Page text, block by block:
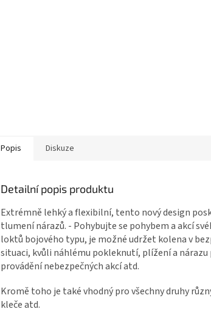
Popis Diskuze
Detailní popis produktu
Extrémně lehký a flexibilní, tento nový design
tlumení nárazů. - Pohybujte se pohybem a akcí
loktů bojového typu, je možné udržet kolena v
situaci, kvůli náhlému pokleknutí, plížení a
provádění nebezpečných akcí atd.
Kromě toho je také vhodný pro všechny druhy
kleče atd.